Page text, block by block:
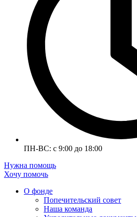
ПН-ВС: с 9:00 до 18:00
Нужна помощь
Хочу помочь
О фонде
Попечительский совет
Наша команда